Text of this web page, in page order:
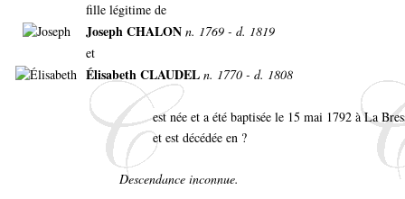
fille légitime de
Joseph CHALON n. 1769 - d. 1819
et
Élisabeth CLAUDEL n. 1770 - d. 1808
est née et a été baptisée le 15 mai 1792 à La
et est décédée en ?
Descendance inconnue.